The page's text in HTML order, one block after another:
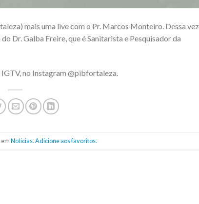
mais uma live com o Pr. Marcos Monteiro. Dessa vez
Dr. Galba Freire, que é Sanitarista e Pesquisador da
IGTV, no Instagram @pibfortaleza.
Notícias.Adicione aos favoritos.